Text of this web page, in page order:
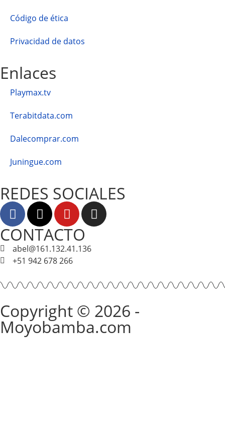
Código de ética
Privacidad de datos
Enlaces
Playmax.tv
Terabitdata.com
Dalecomprar.com
Juningue.com
REDES SOCIALES
CONTACTO
abel@161.132.41.136
+51 942 678 266
Copyright © 2026 -
Moyobamba.com